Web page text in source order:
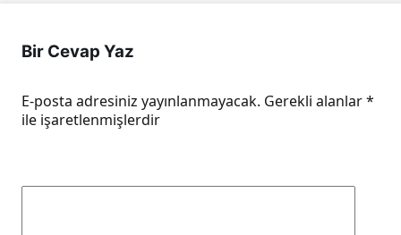
Bir Cevap Yaz
E-posta adresiniz yayınlanmayacak. Gerekli alanlar*
ile işaretlenmişlerdir